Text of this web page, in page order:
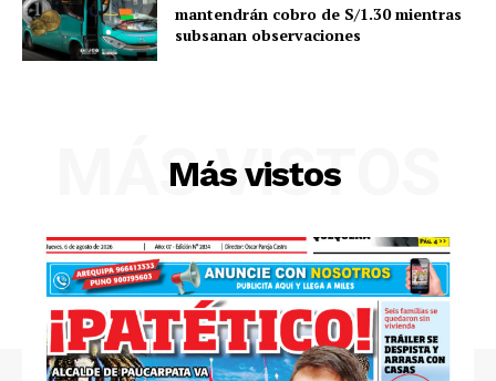
Diario los Andes
Nosotros
mantendrán cobro de S/1.30 mientras
subsanan observaciones
Más vistos
MÁS VISTOS